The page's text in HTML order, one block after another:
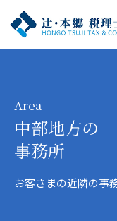
Area
中部地方の
事務所
お客さまの近隣の事